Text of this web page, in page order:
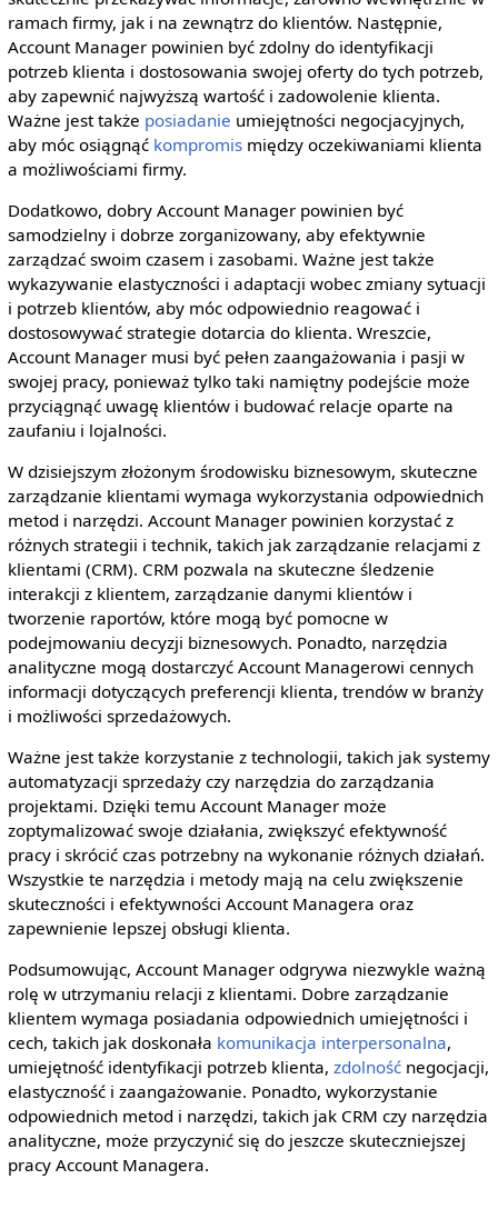
ramach firmy, jak i na zewnątrz do klientów. Następnie,
Account Manager powinien być zdolny do identyfikacji
potrzeb klienta i dostosowania swojej oferty do tych potrzeb,
aby zapewnić najwyższą wartość i zadowolenie klienta.
Ważne jest także posiadanie umiejętności negocjacyjnych,
aby móc osiągnąć kompromismiędzy oczekiwaniami klienta
a możliwościami firmy.
Dodatkowo, dobry Account Manager powinien być
samodzielny i dobrze zorganizowany, aby efektywnie
zarządzać swoim czasem i zasobami. Ważne jest także
wykazywanie elastyczności i adaptacji wobec zmiany sytuacji
i potrzeb klientów, aby móc odpowiednio reagować i
dostosowywać strategie dotarcia do klienta. Wreszcie,
Account Manager musi być pełen zaangażowania i pasji w
swojej pracy, ponieważ tylko taki namiętny podejście może
przyciągnąć uwagę klientów i budować relacje oparte na
zaufaniu i lojalności.
W dzisiejszym złożonym środowisku biznesowym, skuteczne
zarządzanie klientami wymaga wykorzystania odpowiednich
metod i narzędzi. Account Manager powinien korzystać z
różnych strategii i technik, takich jak zarządzanie relacjami z
klientami (CRM). CRM pozwala na skuteczne śledzenie
interakcji z klientem, zarządzanie danymi klientów i
tworzenie raportów, które mogą być pomocne w
podejmowaniu decyzji biznesowych. Ponadto, narzędzia
analityczne mogą dostarczyć Account Managerowi cennych
informacji dotyczących preferencji klienta, trendów w branży
i możliwości sprzedażowych.
Ważne jest także korzystanie z technologii, takich jak systemy
automatyzacji sprzedaży czy narzędzia do zarządzania
projektami. Dzięki temu Account Manager może
zoptymalizować swoje działania, zwiększyć efektywność
pracy i skrócić czas potrzebny na wykonanie różnych działań.
Wszystkie te narzędzia i metody mają na celu zwiększenie
skuteczności i efektywności Account Managera oraz
zapewnienie lepszej obsługi klienta.
Podsumowując, Account Manager odgrywa niezwykle ważną
rolę w utrzymaniu relacji z klientami. Dobre zarządzanie
klientem wymaga posiadania odpowiednich umiejętności i
cech, takich jak doskonała komunikacja interpersonalna,
umiejętność identyfikacji potrzeb klienta, zdolnośćnegocjacji,
elastyczność i zaangażowanie. Ponadto, wykorzystanie
odpowiednich metod i narzędzi, takich jak CRM czy narzędzia
analityczne, może przyczynić się do jeszcze skuteczniejszej
pracy Account Managera.